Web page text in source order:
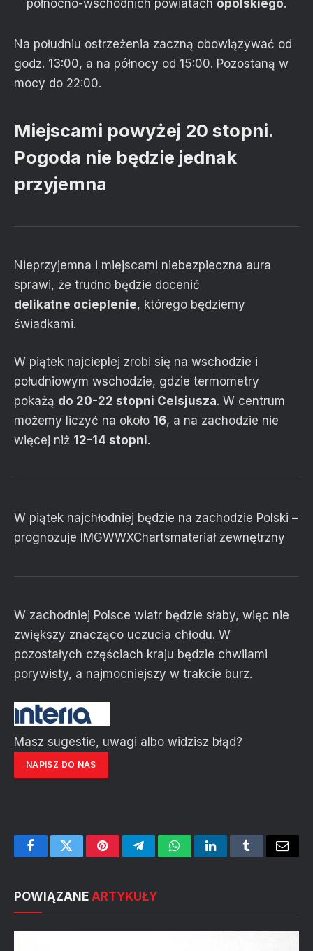
północno-wschodnich powiatach opolskiego.
Na południu ostrzeżenia zaczną obowiązywać od
godz. 13:00, a na północy od 15:00. Pozostaną w
mocy do 22:00.
Miejscami powyżej 20 stopni.
Pogoda nie będzie jednak
przyjemna
Nieprzyjemna i miejscami niebezpieczna aura
sprawi, że trudno będzie docenić
delikatne ocieplenie, którego będziemy
świadkami.
W piątek najcieplej zrobi się na wschodzie i
południowym wschodzie, gdzie termometry
pokażą do 20-22 stopni Celsjusza. W centrum
możemy liczyć na około 16, a na zachodzie nie
więcej niż 12-14 stopni.
W piątek najchłodniej będzie na zachodzie Polski –
prognozuje IMGWWXChartsmateriał zewnętrzny
W zachodniej Polsce wiatr będzie słaby, więc nie
zwiększy znacząco uczucia chłodu. W
pozostałych częściach kraju będzie chwilami
porywisty, a najmocniejszy w trakcie burz.
Masz sugestie, uwagi albo widzisz błąd?
NAPISZ DO NAS
FacebookTwitterPinterestTelegramWhatsAppLinkedInTumblrEmail
POWIĄZANE ARTYKUŁY